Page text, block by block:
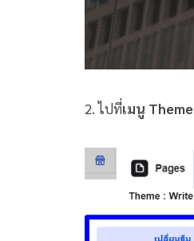
2. ไปที่เมนู Theme